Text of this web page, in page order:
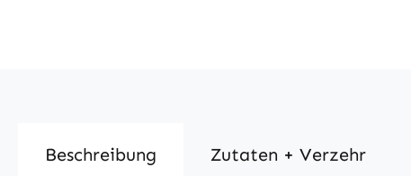
Beschreibung Zutaten + Verzehr